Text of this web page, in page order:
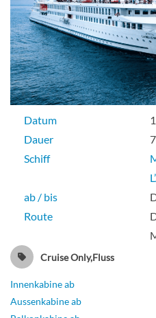
Datum
Dauer
Schiff
ab / bis
Route
Cruise Only,Fluss
Innenkabine ab
Aussenkabine ab